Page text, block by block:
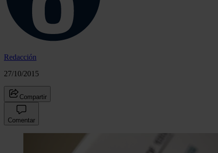
Redacción
27/10/2015
Compartir
Comentar